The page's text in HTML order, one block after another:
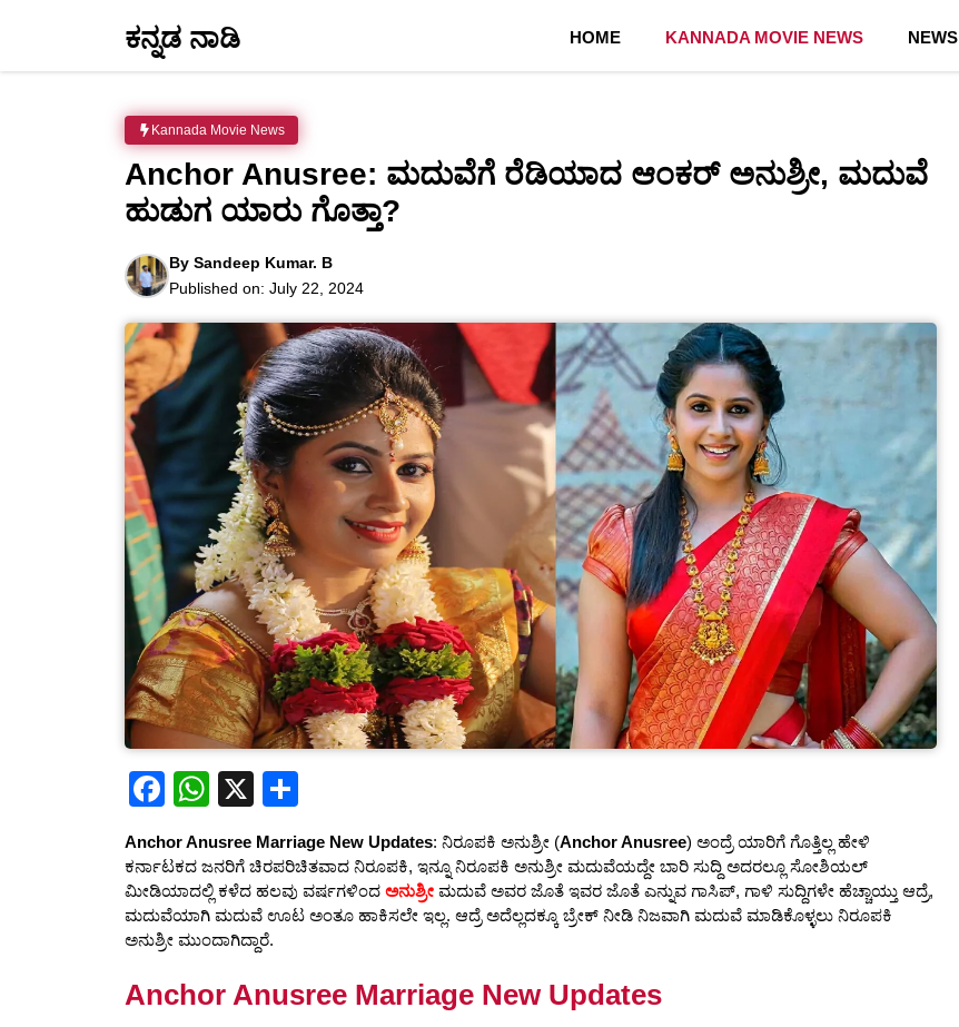
ಕನ್ನಡ ನಾಡಿ HOME KANNADA MOVIE NEWS NEWS
Kannada Movie News
Anchor Anusree: ಮದುವೆಗೆ ರೆಡಿಯಾದ ಆಂಕರ್ ಅನುಶ್ರೀ, ಮದುವೆ
ಹುಡುಗ ಯಾರು ಗೊತ್ತಾ?
By Sandeep Kumar. B
Published on: July 22, 2024
F
c
e
b
o
W
at
s
A
p
X
ar
e
Anchor Anusree Marriage New Updates: ನಿರೂಪಕಿ ಅನುಶ್ರೀ (Anchor Anusree) ಅಂದ್ರೆ ಯಾರಿಗೆ ಗೊತ್ತಿಲ್ಲ ಹೇಳಿ
ಕರ್ನಾಟಕದ ಜನರಿಗೆ ಚಿರಪರಿಚಿತವಾದ ನಿರೂಪಕಿ, ಇನ್ನೂ ನಿರೂಪಕಿ ಅನುಶ್ರೀ ಮದುವೆಯದ್ದೇ ಬಾರಿ ಸುದ್ದಿ ಅದರಲ್ಲೂ ಸೋಶಿಯಲ್
ಮೀಡಿಯಾದಲ್ಲಿ ಕಳೆದ ಹಲವು ವರ್ಷಗಳಿಂದ ಅನುಶ್ರೀ ಮದುವೆ ಅವರ ಜೊತೆ ಇವರ ಜೊತೆ ಎನ್ನುವ ಗಾಸಿಪ್, ಗಾಳಿ ಸುದ್ದಿಗಳೇ ಹೆಚ್ಚಾಯ್ತು ಆದ್ರೆ,
ಮದುವೆಯಾಗಿ ಮದುವೆ ಊಟ ಅಂತೂ ಹಾಕಿಸಲೇ ಇಲ್ಲ. ಆದ್ರೆ ಅದೆಲ್ಲದಕ್ಕೂ ಬ್ರೇಕ್ ನೀಡಿ ನಿಜವಾಗಿ ಮದುವೆ ಮಾಡಿಕೊಳ್ಳಲು ನಿರೂಪಕಿ
ಅನುಶ್ರೀ ಮುಂದಾಗಿದ್ದಾರೆ.
Anchor Anusree Marriage New Updates